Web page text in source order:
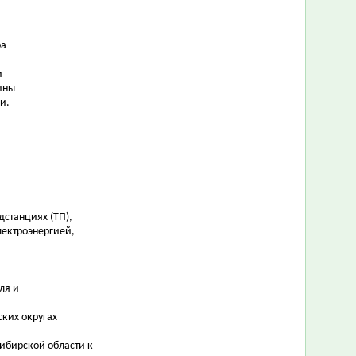
(ТП),
и
округах
области к